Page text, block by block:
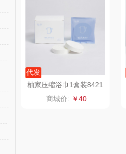
吉潮瑞鲜
海信
福临门
代发
柚家压缩浴巾1盒装8421
商城价: ￥40